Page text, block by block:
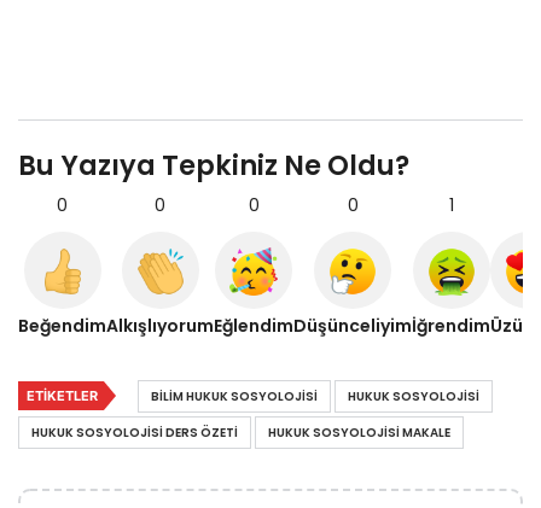
Bu Yazıya Tepkiniz Ne Oldu?
0
Beğendim
0
Alkışlıyorum
0
Eğlendim
0
Düşünceliyim
1
İğrendim
ETIKETLER BILIM HUKUK SOSYOLOJISI
HUKUK SOSYOLOJISI
HUKUK SOSYOLOJISI DERS ÖZETI
HUKUK SOSYOLOJISI MAKALE